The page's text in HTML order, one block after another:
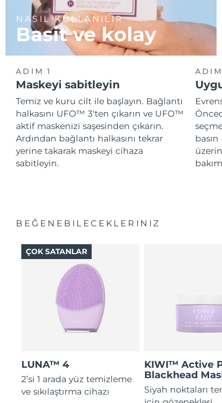
NASIL KULLANILIR
Basit ve kolay
ADIM 1
Maskeyi sabitleyin
Temiz ve kuru cilt ile başlayın. Bağlantı
halkasını UFO™ 3'ten çıkarın ve UFO™
aktif maskenizi saşesinden çıkarın.
Ardından bağlantı halkasını tekrar
yerine takarak maskeyi cihaza
sabitleyin.
BEĞENEBILECEKLERINIZ
LUNA™ 4
2’si 1 arada yüz temizleme
ve sıkılaştırma cihazı
ÇOK SATANLAR
KIWI™ Active
Blackhead
Siyah noktaları